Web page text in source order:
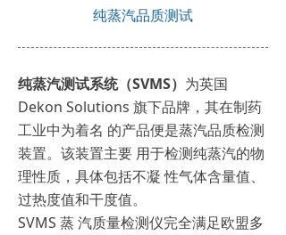
纯蒸汽品质测试
纯蒸汽测试系统（SVMS） 为英国
Dekon Solutions 旗下品牌，其在制药
工业中为着名 的产品便是蒸汽品质检测
装置。该装置主要 用于检测纯蒸汽的物
理性质，具体包括不凝 性气体含量值、
过热度值和干度值。
SVMS 蒸 汽质量检测仪完全满足欧盟多